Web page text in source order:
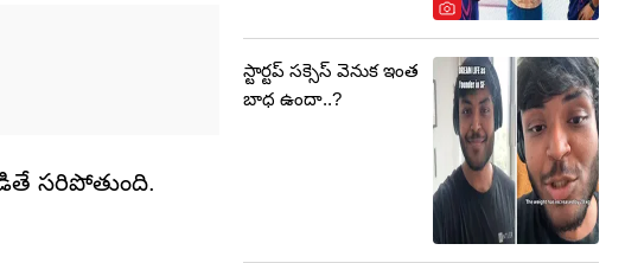
సరిపోతుంది.
స్టార్టప్ సక్సెస్ వెనుక ఇంత
బాధ ఉందా..?